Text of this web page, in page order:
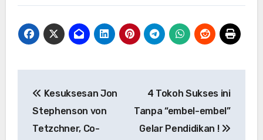
pos
Kesuksesan Jon
Stephenson von
Tetzchner, Co-
4 Tokoh Sukses ini
Tanpa “embel-embel”
Gelar Pendidikan !